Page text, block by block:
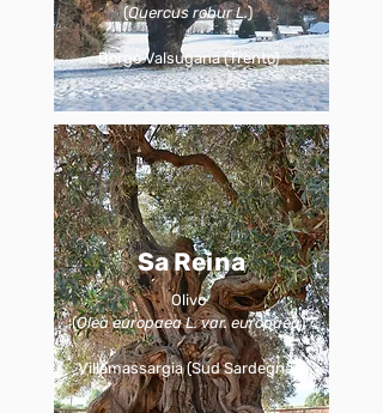
(Quercus robur L.)
Borgo Valsugana (Trento)
Sa Reina
Olivo
(Olea europaea L. var. europaea)
Villamassargia (Sud Sardegna)